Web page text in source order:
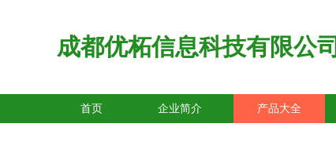
成都优柘信息科技有限公司
首页 企业简介 产品大全